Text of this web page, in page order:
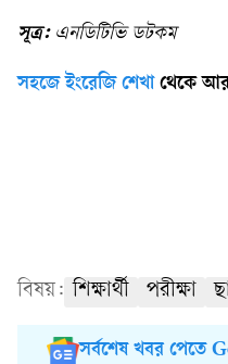
সূত্র: এনডিটিভি ডটকম
সহজে ইংরেজি শেখাথেকে
বিষয়: শিক্ষার্থী পরীক্ষা
সর্বশেষ খবর পেতে